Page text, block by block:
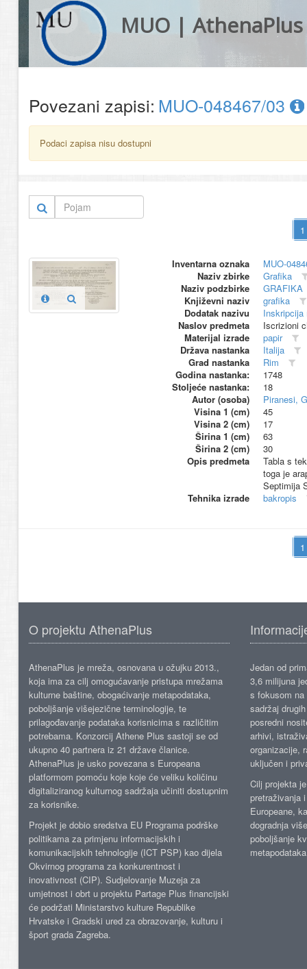
MUO | AthenaPlus
Povezani zapisi: MUO-048467/03
Podaci zapisa nisu dostupni
Inventarna oznaka
MUO-
Naziv zbirke
Grafika
Naziv podzbirke
GRAFIKA
Književni naziv
grafika
Dodatak nazivu
Inskripcija
Naslov predmeta
Iscrizioni
Materijal izrade
papir
Država nastanka
Italija
Grad nastanka
Rim
Godina nastanka:
1748
Stoljeće nastanka:
18
Autor (osoba)
Piranesi,
Visina 1 (cm)
45
Visina 2 (cm)
17
Širina 1 (cm)
63
Širina 2 (cm)
30
Opis predmeta
Tabla s
toga je
Septimija
Tehnika izrade
bakropis
O projektu AthenaPlus
AthenaPlus je mreža, osnovana u ožujku 2013.,
koja ima za cilj omogućavanje pristupa mrežama
kulturne baštine, obogaćivanje metapodataka,
poboljšanje višejezične terminologije, te
prilagođavanje podataka korisnicima s različitim
potrebama. Konzorcij Athene Plus sastoji se od
ukupno 40 partnera iz 21 države članice.
AthenaPlus je usko povezana s Europeana
platformom pomoću koje koje će veliku količinu
digitaliziranog kulturnog sadržaja učiniti dostupnim
za korisnike.
Projekt je dobio sredstva EU Programa podrške
politikama za primjenu informacijskih i
komunikacijskih tehnologije (ICT PSP) kao dijela
Okvirnog programa za konkurentnost i
inovativnost (CIP). Sudjelovanje Muzeja za
umjetnost i obrt u projektu Partage Plus financijski
će podržati Ministarstvo kulture Republike
Hrvatske i Gradski ured za obrazovanje, kulturu i
šport grada Zagreba.
Jedan od
3,6 milijuna
s fokusom
sadržaj
posredni
arhivi,
organizacije,
uključen i
Cilj projekta
pretraživanja
Europeane,
dogradnja
poboljšanje